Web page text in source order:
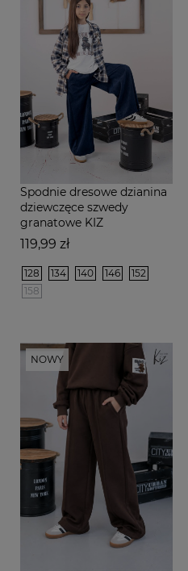
Spodnie dresowe dzianina
dziewczęce szwedy
granatowe KIZ
Cena
119,99 zł
128 134 140 146
152
158
NOWY